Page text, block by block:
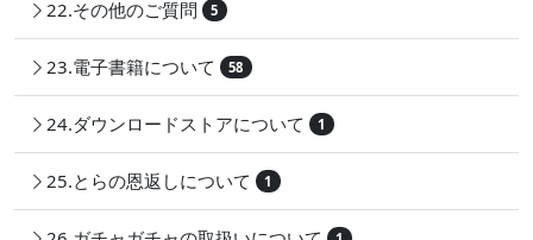
22.その他のご質問 5
23.電子書籍について 58
24.ダウンロードストアについて 1
25.とらの恩返しについて 1